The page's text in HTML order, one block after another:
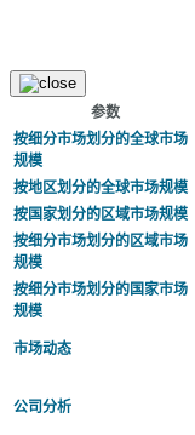
参数
按细分市场划分的全球市场
规模
按地区划分的全球市场规模
按国家划分的区域市场规模
按细分市场划分的区域市场
规模
按细分市场划分的国家市场
规模
市场动态
公司分析